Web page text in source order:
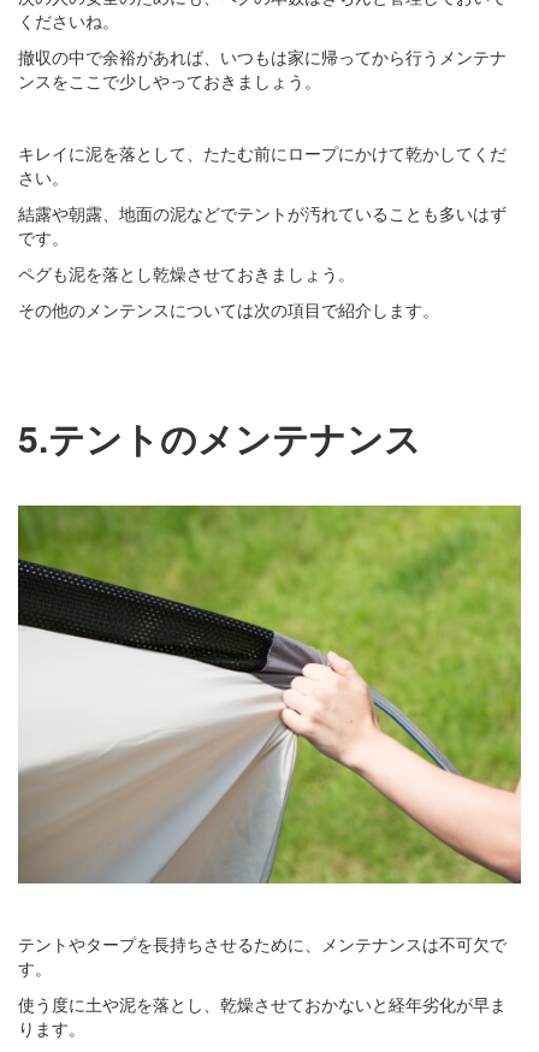
くださいね。
撤収の中で余裕があれば、いつもは家に帰ってから行うメンテナ
ンスをここで少しやっておきましょう。
キレイに泥を落として、たたむ前にロープにかけて乾かしてくだ
さい。
結露や朝露、地面の泥などでテントが汚れていることも多いはず
です。
ペグも泥を落とし乾燥させておきましょう。
その他のメンテンスについては次の項目で紹介します。
5.テントのメンテナンス
テントやタープを長持ちさせるために、メンテナンスは不可欠で
す。
使う度に土や泥を落とし、乾燥させておかないと経年劣化が早ま
ります。